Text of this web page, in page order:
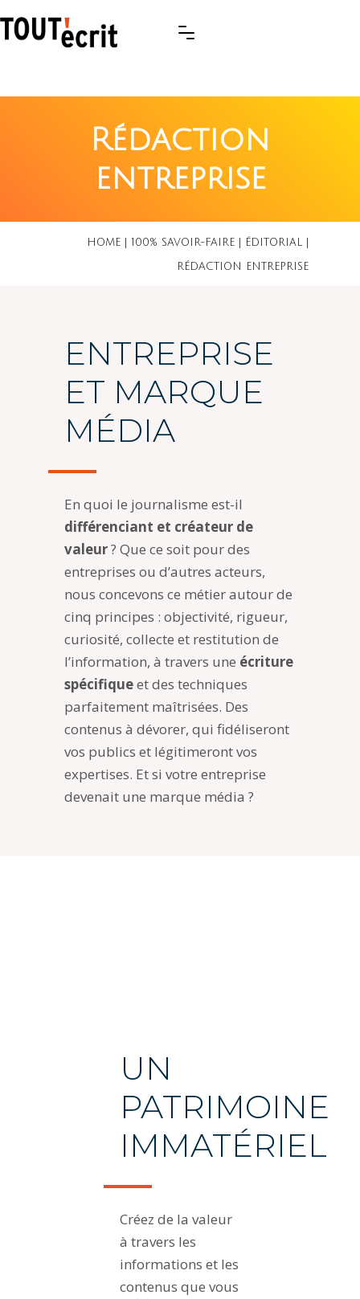
Rédaction
entreprise
HOME 100% SAVOIR-FAIRE ÉDITORIAL
RÉDACTION ENTREPRISE
ENTREPRISE
ET MARQUE
MÉDIA
En quoi le journalisme est-il
différenciant et créateur de
valeur? Que ce soit pour des
entreprises ou d’autres acteurs,
nous concevons ce métier autour de
cinq principes : objectivité, rigueur,
curiosité, collecte et restitution de
l’information, à travers une écriture
spécifiqueet des techniques
parfaitement maîtrisées. Des
contenus à dévorer, qui fidéliseront
vos publics et légitimeront vos
expertises. Et si votre entreprise
devenait une marque média ?
UN
PATRIMOINE
IMMATÉRIEL
Créez de la valeur
à travers les
informations et les
contenus que vous